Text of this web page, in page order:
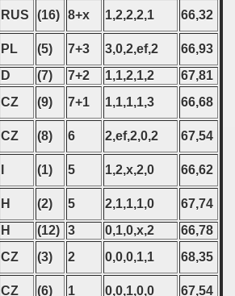
RUS (16) 8+x 1,2,2,2,1
66,32
PL (5) 7+3 3,0,2,ef,2
66,93
D (7) 7+2 1,1,2,1,2
67,81
CZ (9) 7+1 1,1,1,1,3
66,68
CZ (8) 6 2,ef,2,0,2
67,54
(1) 5 1,2,x,2,0
66,62
H (2) 5 2,1,1,1,0
67,74
H (12) 3 0,1,0,x,2
66,78
CZ (3) 2 0,0,0,1,1
68,35
CZ (6) 1 0,0,1,0,0 67,54